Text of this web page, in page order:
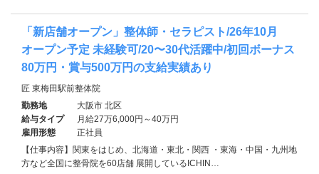
「新店舗オープン」整体師・セラピスト/26年10月
オープン予定 未経験可/20〜30代活躍中/初回ボーナス
80万円・賞与500万円の支給実績あり
匠 東梅田駅前整体院
勤務地
大阪市 北区
給与タイプ
月給27万6,000円～40万円
雇用形態
正社員
【仕事内容】関東をはじめ、北海道・東北・関西 ・東海・中国・九州地
方など全国に整骨院を60店舗 展開しているICHIN…